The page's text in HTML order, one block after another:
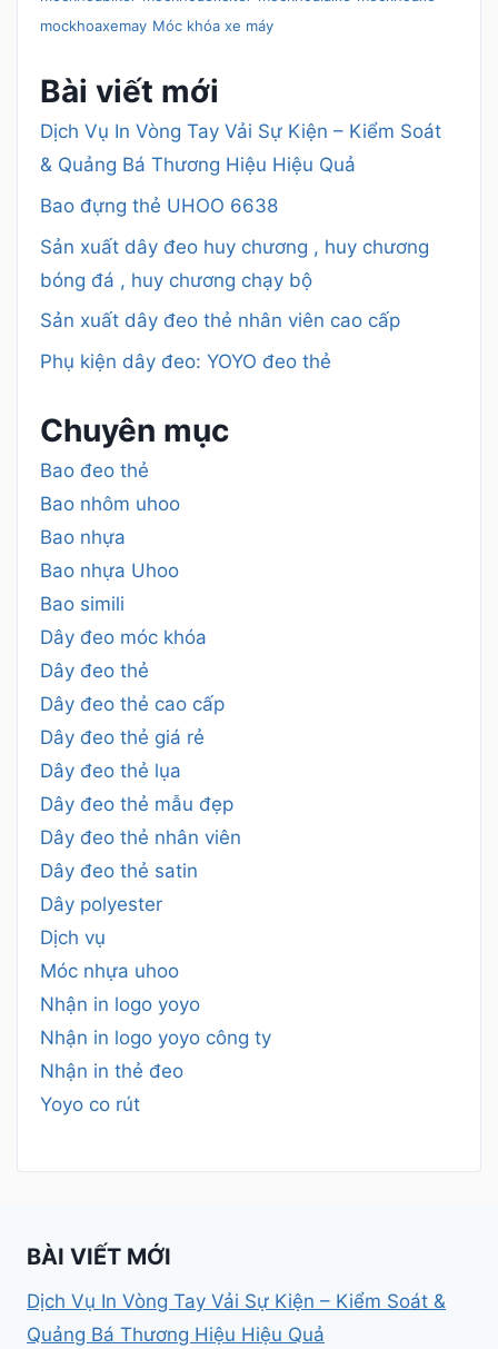
mockhoaxemay Móc khóa xe máy
Bài viết mới
Dịch Vụ In Vòng Tay Vải Sự Kiện – Kiểm Soát
& Quảng Bá Thương Hiệu Hiệu Quả
Bao đựng thẻ UHOO 6638
Sản xuất dây đeo huy chương , huy chương
bóng đá , huy chương chạy bộ
Sản xuất dây đeo thẻ nhân viên cao cấp
Phụ kiện dây đeo: YOYO đeo thẻ
Chuyên mục
Bao đeo thẻ
Bao nhôm uhoo
Bao nhựa
Bao nhựa Uhoo
Bao simili
Dây đeo móc khóa
Dây đeo thẻ
Dây đeo thẻ cao cấp
Dây đeo thẻ giá rẻ
Dây đeo thẻ lụa
Dây đeo thẻ mẫu đẹp
Dây đeo thẻ nhân viên
Dây đeo thẻ satin
Dây polyester
Dịch vụ
Móc nhựa uhoo
Nhận in logo yoyo
Nhận in logo yoyo công ty
Nhận in thẻ đeo
Yoyo co rút
BÀI VIẾT MỚI
Dịch Vụ In Vòng Tay Vải Sự Kiện – Kiểm Soát &
Quảng Bá Thương Hiệu Hiệu Quả